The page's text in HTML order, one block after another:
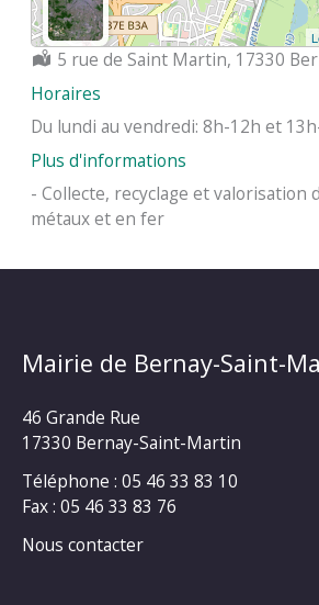
Localisation :
5 rue de Saint Martin, 17330
Horaires
Du lundi au vendredi: 8h-12h et
Plus d'informations
- Collecte, recyclage et valorisation
métaux et en fer
Mairie de Bernay-Saint-
46 Grande Rue
17330 Bernay-Saint-Martin
Téléphone : 05 46 33 83 10
Fax : 05 46 33 83 76
Nous contacter